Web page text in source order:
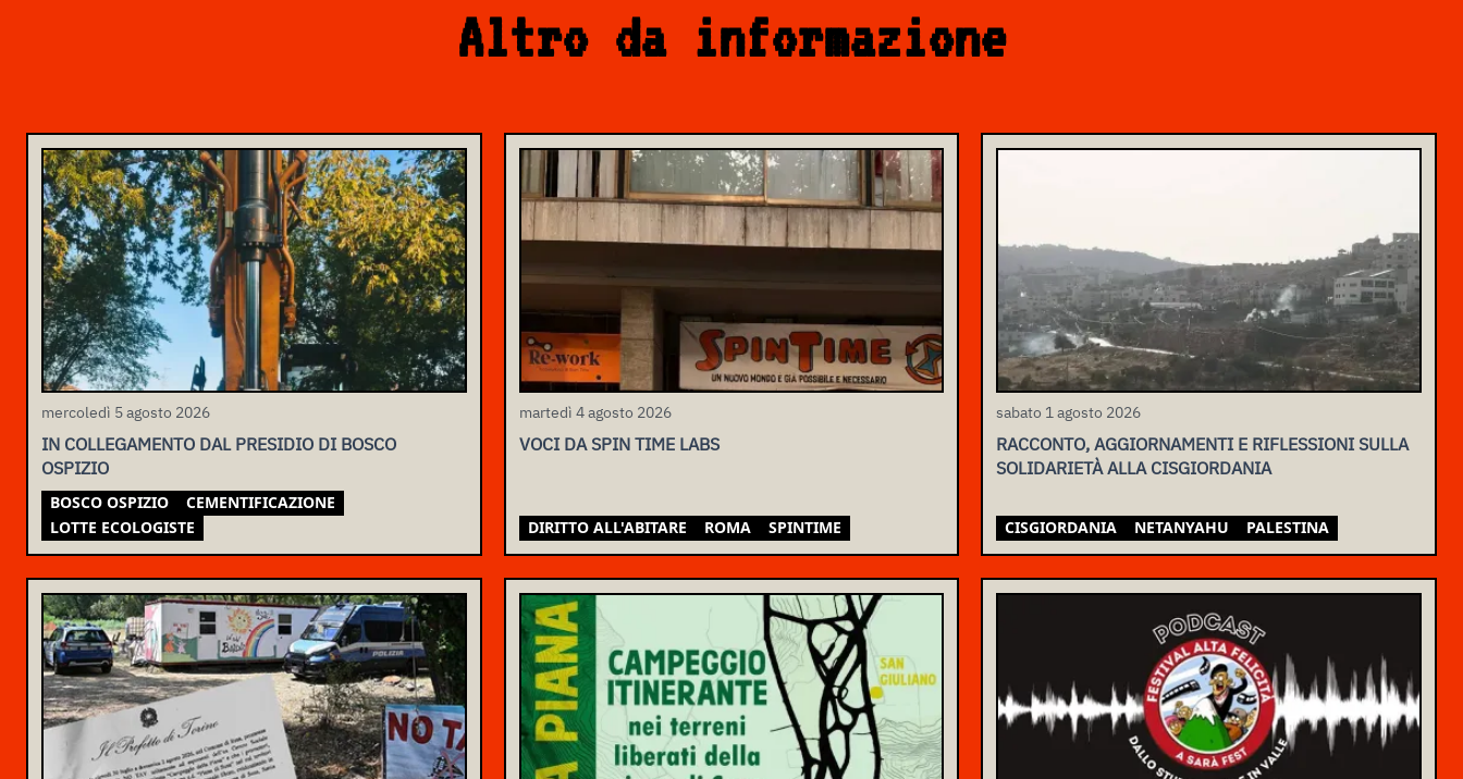
Altro da informazione
mercoledì 5 agosto 2026
IN COLLEGAMENTO DAL PRESIDIO DI BOSCO
OSPIZIO
BOSCO OSPIZIO
CEMENTIFICAZIONE
LOTTE ECOLOGISTE
martedì 4 agosto 2026
VOCI DA SPIN TIME LABS
DIRITTO ALL'ABITARE ROMA SPINTIME
sabato 1 agosto 2026
RACCONTO, AGGIORNAMENTI E RIFLESSIONI SULLA
SOLIDARIETÀ ALLA CISGIORDANIA
CISGIORDANIA NETANYAHU PALESTINA